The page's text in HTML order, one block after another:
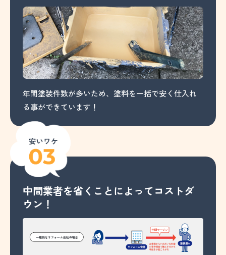
年間塗装件数が多いため、塗料を一括で安く仕入れ
る事ができています！
中間業者を省くことによってコストダ
ウン！